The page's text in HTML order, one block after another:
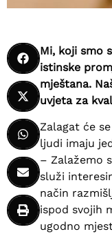
Mi, koji smo
istinske
mještana.
uvjeta za
Zalagat će
ljudi imaju
– Zalažemo
služi
način
ispod svojih
ugodno